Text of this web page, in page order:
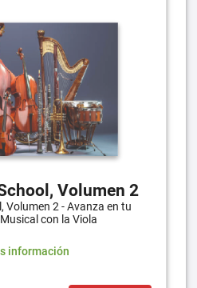
Volumen 2
Volumen 2 - Avanza en tu
con la Viola
información